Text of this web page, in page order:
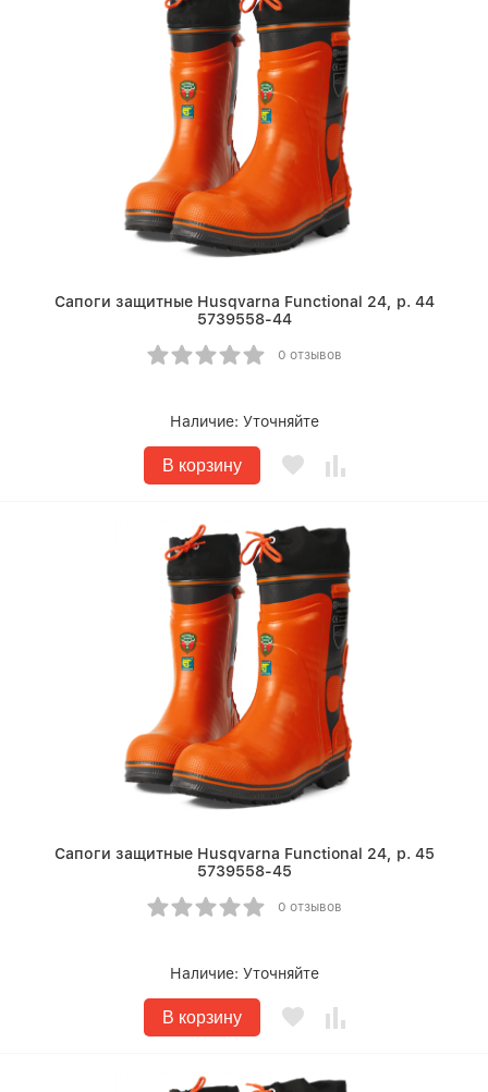
Сапоги защитные Husqvarna Functional 24, р. 44
5739558-44
0 отзывов
Наличие: Уточняйте
В корзину
Сапоги защитные Husqvarna Functional 24, р. 45
5739558-45
0 отзывов
Наличие: Уточняйте
В корзину